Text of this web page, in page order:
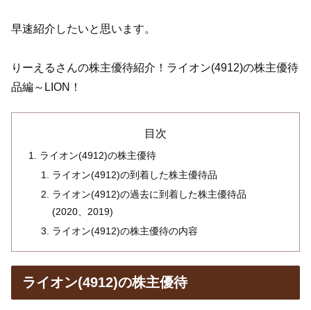
早速紹介したいと思います。
りーえるさんの株主優待紹介！ライオン(4912)の株主優待
品編～LION！
目次
ライオン(4912)の株主優待
ライオン(4912)の到着した株主優待品
ライオン(4912)の過去に到着した株主優待品
(2020、2019)
ライオン(4912)の株主優待の内容
ライオン(4912)の株主優待